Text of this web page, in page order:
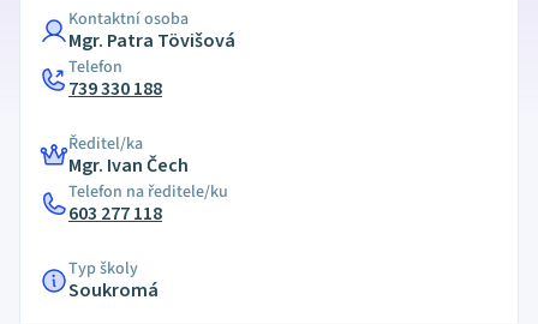
Kontaktní osoba
Mgr. Patra Tövišová
Telefon
739 330 188
Ředitel/ka
Mgr. Ivan Čech
Telefon na ředitele/ku
603 277 118
Typ školy
Soukromá